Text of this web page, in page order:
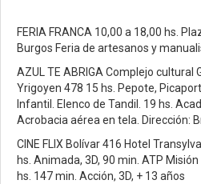
FERIA FRANCA 10,00 a 18,00 hs.
Burgos Feria de artesanos y
AZUL TE ABRIGA Complejo cultural
Yrigoyen 478 15 hs. Pepote,
Infantil. Elenco de Tandil. 19 hs.
Acrobacia aérea en tela. Dirección:
CINE FLIX Bolívar 416 Hotel
hs. Animada, 3D, 90 min. ATP
hs. 147 min. Acción, 3D, + 13 años